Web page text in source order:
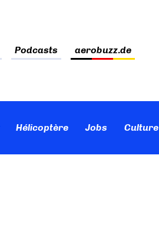
Podcasts aerobuzz.de
Hélicoptère Jobs